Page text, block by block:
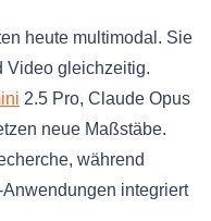
heute multimodal. Sie
Video gleichzeitig.
2.5 Pro, Claude Opus
neue Maßstäbe.
während
integriert